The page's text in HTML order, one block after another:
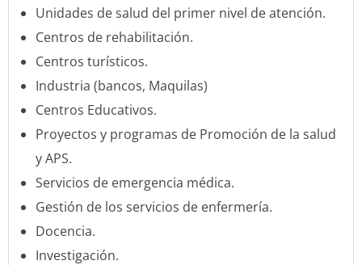
Unidades de salud del primer nivel de atención.
Centros de rehabilitación.
Centros turísticos.
Industria (bancos, Maquilas)
Centros Educativos.
Proyectos y programas de Promoción de la salud
y APS.
Servicios de emergencia médica.
Gestión de los servicios de enfermería.
Docencia.
Investigación.